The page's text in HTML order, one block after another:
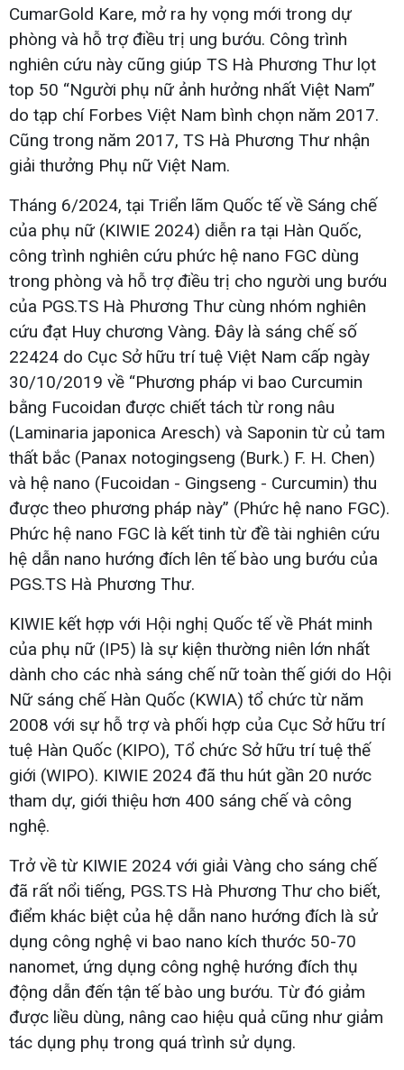
CumarGold Kare, mở ra hy vọng mới trong dự
phòng và hỗ trợ điều trị ung bướu. Công trình
nghiên cứu này cũng giúp TS Hà Phương Thư lọt
top 50 “Người phụ nữ ảnh hưởng nhất Việt Nam”
do tạp chí Forbes Việt Nam bình chọn năm 2017.
Cũng trong năm 2017, TS Hà Phương Thư nhận
giải thưởng Phụ nữ Việt Nam.
Tháng 6/2024, tại Triển lãm Quốc tế về Sáng chế
của phụ nữ (KIWIE 2024) diễn ra tại Hàn Quốc,
công trình nghiên cứu phức hệ nano FGC dùng
trong phòng và hỗ trợ điều trị cho người ung bướu
của PGS.TS Hà Phương Thư cùng nhóm nghiên
cứu đạt Huy chương Vàng. Đây là sáng chế số
22424 do Cục Sở hữu trí tuệ Việt Nam cấp ngày
30/10/2019 về “Phương pháp vi bao Curcumin
bằng Fucoidan được chiết tách từ rong nâu
(Laminaria japonica Aresch) và Saponin từ củ tam
thất bắc (Panax notogingseng (Burk.) F. H. Chen)
và hệ nano (Fucoidan - Gingseng - Curcumin) thu
được theo phương pháp này” (Phức hệ nano FGC).
Phức hệ nano FGC là kết tinh từ đề tài nghiên cứu
hệ dẫn nano hướng đích lên tế bào ung bướu của
PGS.TS Hà Phương Thư.
KIWIE kết hợp với Hội nghị Quốc tế về Phát minh
của phụ nữ (IP5) là sự kiện thường niên lớn nhất
dành cho các nhà sáng chế nữ toàn thế giới do Hội
Nữ sáng chế Hàn Quốc (KWIA) tổ chức từ năm
2008 với sự hỗ trợ và phối hợp của Cục Sở hữu trí
tuệ Hàn Quốc (KIPO), Tổ chức Sở hữu trí tuệ thế
giới (WIPO). KIWIE 2024 đã thu hút gần 20 nước
tham dự, giới thiệu hơn 400 sáng chế và công
nghệ.
Trở về từ KIWIE 2024 với giải Vàng cho sáng chế
đã rất nổi tiếng, PGS.TS Hà Phương Thư cho biết,
điểm khác biệt của hệ dẫn nano hướng đích là sử
dụng công nghệ vi bao nano kích thước 50-70
nanomet, ứng dụng công nghệ hướng đích thụ
động dẫn đến tận tế bào ung bướu. Từ đó giảm
được liều dùng, nâng cao hiệu quả cũng như giảm
tác dụng phụ trong quá trình sử dụng.